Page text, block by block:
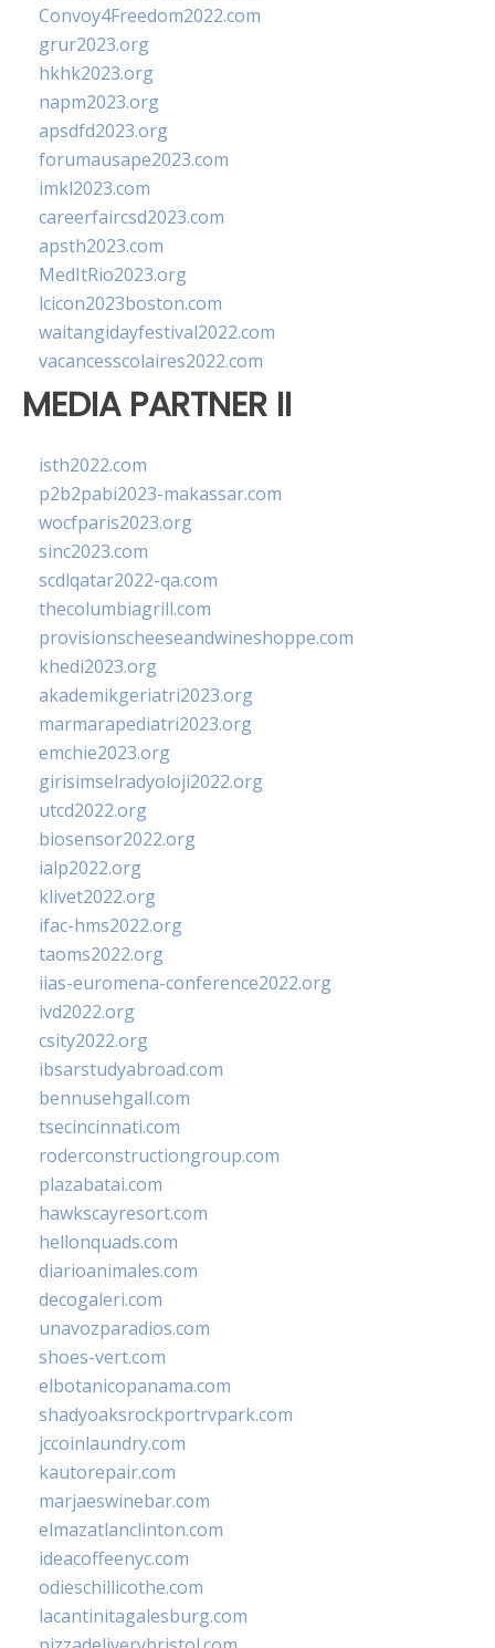
Convoy4Freedom2022.com
grur2023.org
hkhk2023.org
napm2023.org
apsdfd2023.org
forumausape2023.com
imkl2023.com
careerfaircsd2023.com
apsth2023.com
MedItRio2023.org
lcicon2023boston.com
waitangidayfestival2022.com
vacancesscolaires2022.com
MEDIA PARTNER II
isth2022.com
p2b2pabi2023-makassar.com
wocfparis2023.org
sinc2023.com
scdlqatar2022-qa.com
thecolumbiagrill.com
provisionscheeseandwineshoppe.com
khedi2023.org
akademikgeriatri2023.org
marmarapediatri2023.org
emchie2023.org
girisimselradyoloji2022.org
utcd2022.org
biosensor2022.org
ialp2022.org
klivet2022.org
ifac-hms2022.org
taoms2022.org
iias-euromena-conference2022.org
ivd2022.org
csity2022.org
ibsarstudyabroad.com
bennusehgall.com
tsecincinnati.com
roderconstructiongroup.com
plazabatai.com
hawkscayresort.com
hellonquads.com
diarioanimales.com
decogaleri.com
unavozparadios.com
shoes-vert.com
elbotanicopanama.com
shadyoaksrockportrvpark.com
jccoinlaundry.com
kautorepair.com
marjaeswinebar.com
elmazatlanclinton.com
ideacoffeenyc.com
odieschillicothe.com
lacantinitagalesburg.com